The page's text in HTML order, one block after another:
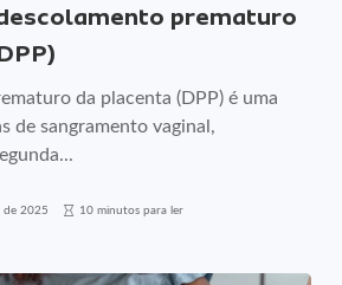
prematuro
da placenta (DPP) é uma
de sangramento vaginal,
de 2025 10 minutos para ler